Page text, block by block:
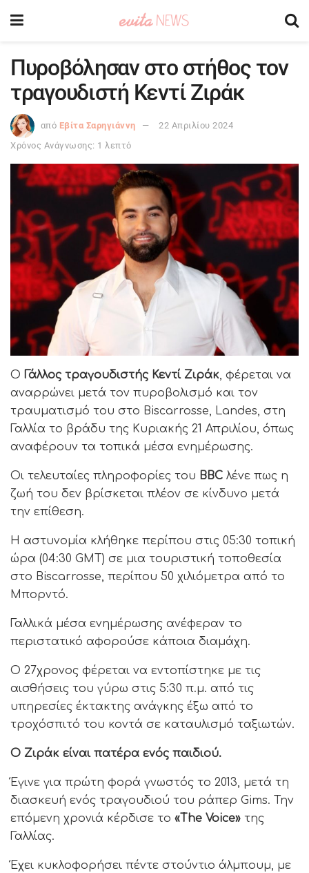
Πυροβόλησαν στο στήθος τον
τραγουδιστή Κεντί Ζιράκ
από Εβίτα Σαρηγιάννη
22 Απριλίου 2024
Χρόνος Ανάγνωσης: 1 λεπτό
Ο Γάλλος τραγουδιστής Κεντί Ζιράκ, φέρεται να
αναρρώνει μετά τον πυροβολισμό και τον
τραυματισμό του στο Biscarrosse, Landes, στη
Γαλλία το βράδυ της Κυριακής 21 Απριλίου, όπως
αναφέρουν τα τοπικά μέσα ενημέρωσης.
Oι τελευταίες πληροφορίες του BBC λένε πως η
ζωή του δεν βρίσκεται πλέον σε κίνδυνο μετά
την επίθεση.
Η αστυνομία κλήθηκε περίπου στις 05:30 τοπική
ώρα (04:30 GMT) σε μια τουριστική τοποθεσία
στο Biscarrosse, περίπου 50 χιλιόμετρα από το
Μπορντό.
Γαλλικά μέσα ενημέρωσης ανέφεραν το
περιστατικό αφορούσε κάποια διαμάχη.
Ο 27χρονος φέρεται να εντοπίστηκε με τις
αισθήσεις του γύρω στις 5:30 π.μ. από τις
υπηρεσίες έκτακτης ανάγκης έξω από το
τροχόσπιτό του κοντά σε καταυλισμό ταξιωτών.
Ο Ζιράκ είναι πατέρα ενός παιδιού.
Έγινε για πρώτη φορά γνωστός το 2013, μετά τη
διασκευή ενός τραγουδιού του ράπερ Gims. Την
επόμενη χρονιά κέρδισε το «The Voice» της
Γαλλίας.
Έχει κυκλοφορήσει πέντε στούντιο άλμπουμ, με